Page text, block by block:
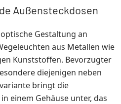
Außensteckdosen
Gestaltung an
aus Metallen wie
Kunststoffen. Bevorzugter
diejenigen neben
bringt die
einem Gehäuse unter, das